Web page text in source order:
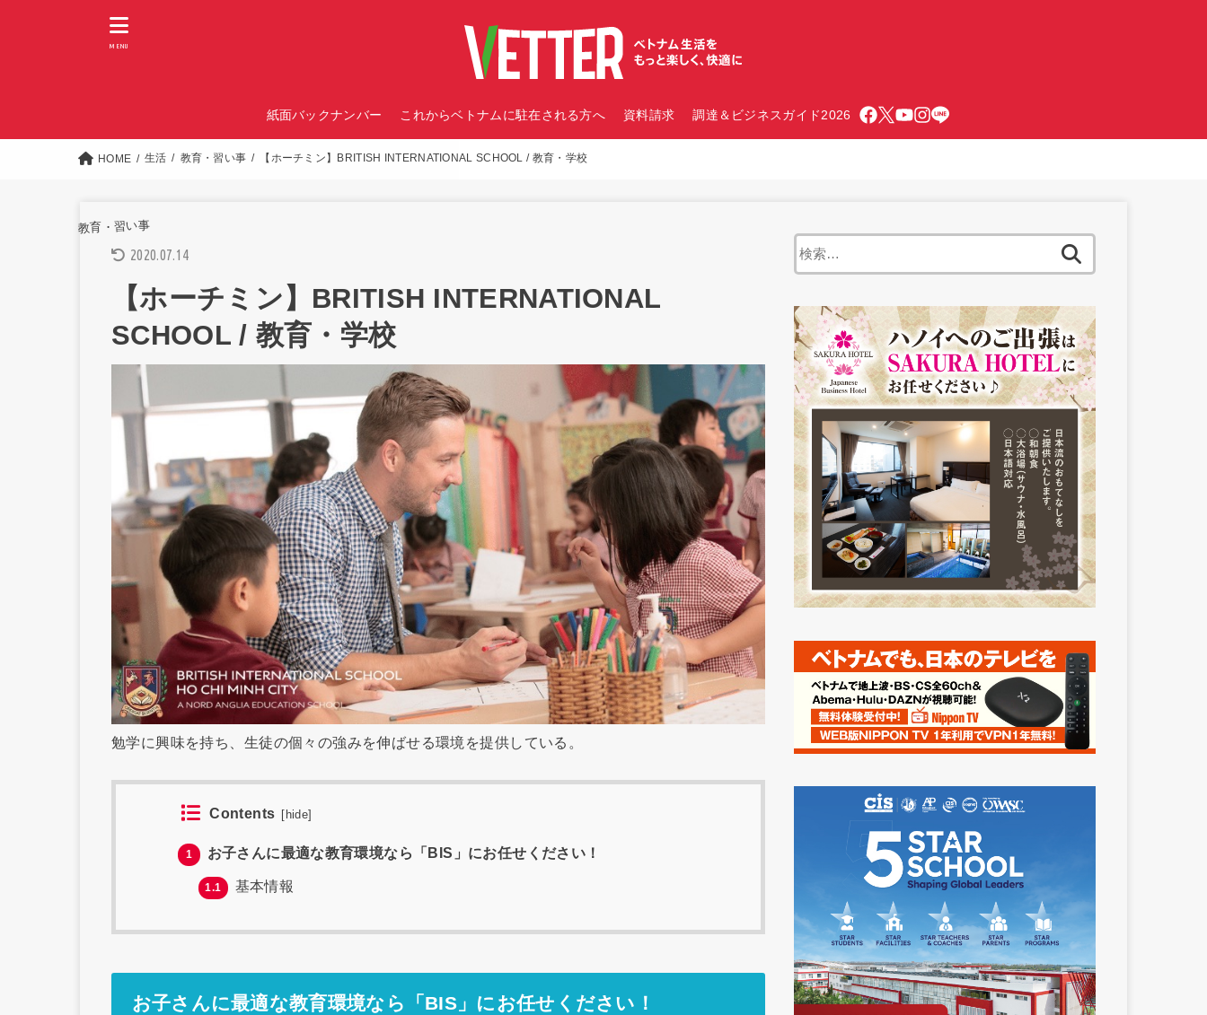
紙面バックナンバー これからベトナムに駐在される方へ 資料請求 調達＆ビジネスガイド2026
MENU
HOME 生活 教育・習い事 【ホーチミン】BRITISH INTERNATIONAL SCHOOL / 教育・学校
教育・習い事
2020.07.14
【ホーチミン】BRITISH INTERNATIONAL
SCHOOL / 教育・学校
勉学に興味を持ち、生徒の個々の強みを伸ばせる環境を提供している。
Contents [ hide]
1 お子さんに最適な教育環境なら「BIS」にお任せください！
1.1 基本情報
お子さんに最適な教育環境なら「BIS」にお任せください！